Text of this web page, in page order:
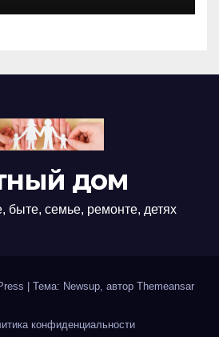
дом
быте, семье, ремонте, детях
| Тема: Newsup, автор Themeansar
конфиденциальности